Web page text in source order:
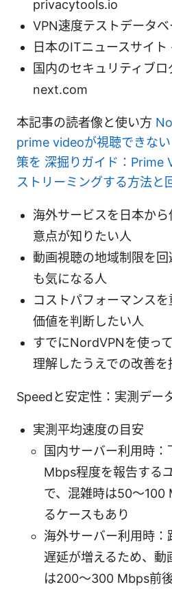
privacytools.io
VPN速度テストデータ
日本のITニュースサイ
国内のセキュリティブ
next.com
本記事の読者像と使い方
prime videoが視聴できな
策を 深掘りガイド：Prime
ストリーミングする方法と
海外サービスを日本か
意点が知りたい人
動画視聴の地域制限を
も気になる人
コストパフォーマンス
価値を判断したい人
すでにNordVPNを使っ
理解したうえでの改善を
Speedと安定性：実測デー
実測平均速度の目安
国内サーバー利用時
Mbps程度を報告する
で、混雑時は50〜100
るケースもあり
海外サーバー利用時
遅延が増えるため、
は200〜300 Mbps前